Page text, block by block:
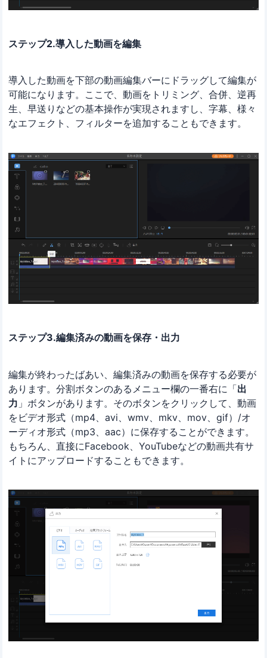
ステップ2.導入した動画を編集
導入した動画を下部の動画編集バーにドラッグして編集が
可能になります。ここで、動画をトリミング、合併、逆再
生、早送りなどの基本操作が実現されますし、字幕、様々
なエフェクト、フィルターを追加することもできます。
ステップ3.編集済みの動画を保存・出力
編集が終わったばあい、編集済みの動画を保存する必要が
あります。分割ボタンのあるメニュー欄の一番右に「出
力 」ボタンがあります。そのボタンをクリックして、動画
をビデオ形式（mp4、avi、wmv、mkv、mov、gif）/オ
ーディオ形式（mp3、aac）に保存することができます。
もちろん、直接にFacebook、YouTubeなどの動画共有サ
イトにアップロードすることもできます。